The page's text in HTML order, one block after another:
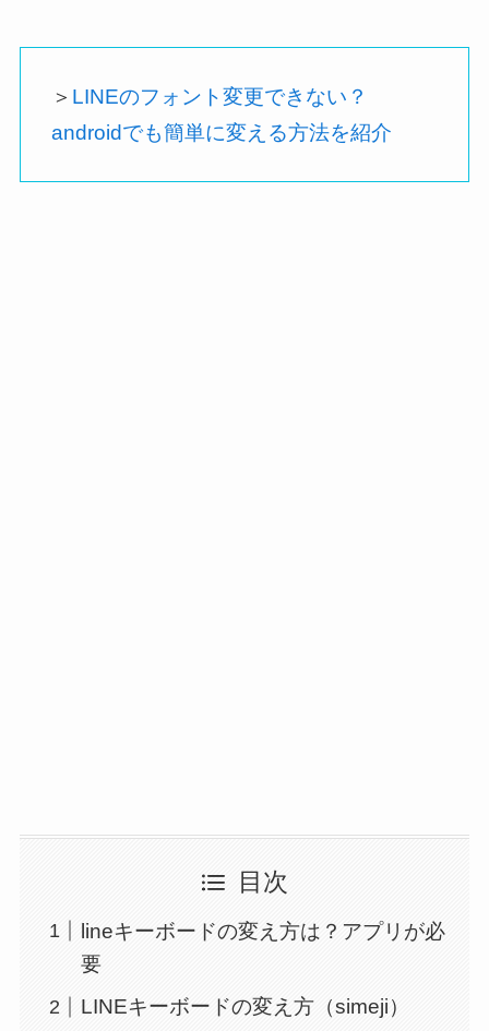
＞ LINEのフォント変更できない？
androidでも簡単に変える方法を紹介
目次
lineキーボードの変え方は？アプリが必
要
LINEキーボードの変え方（simeji）